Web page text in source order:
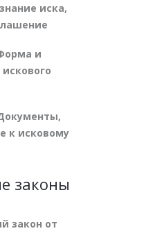
иска,
и
к исковому
законы
закон от